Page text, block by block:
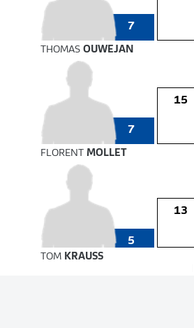
7
THOMAS OUWEJAN
7
15
FLORENT MOLLET
5
13
TOM KRAUSS